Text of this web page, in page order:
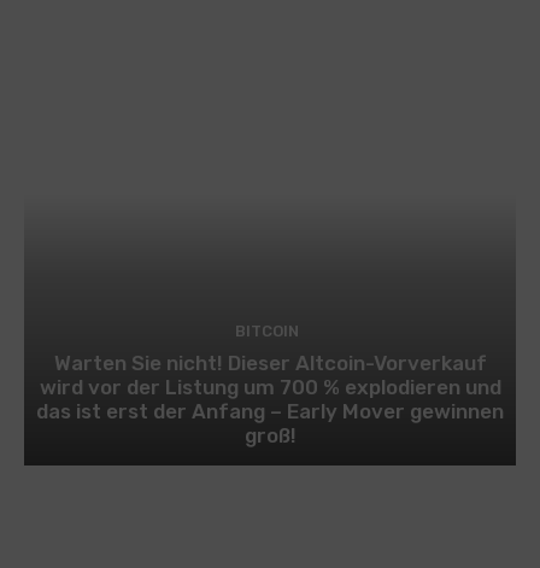
BITCOIN
Warten Sie nicht! Dieser Altcoin-Vorverkauf
wird vor der Listung um 700 % explodieren und
das ist erst der Anfang – Early Mover gewinnen
groß!